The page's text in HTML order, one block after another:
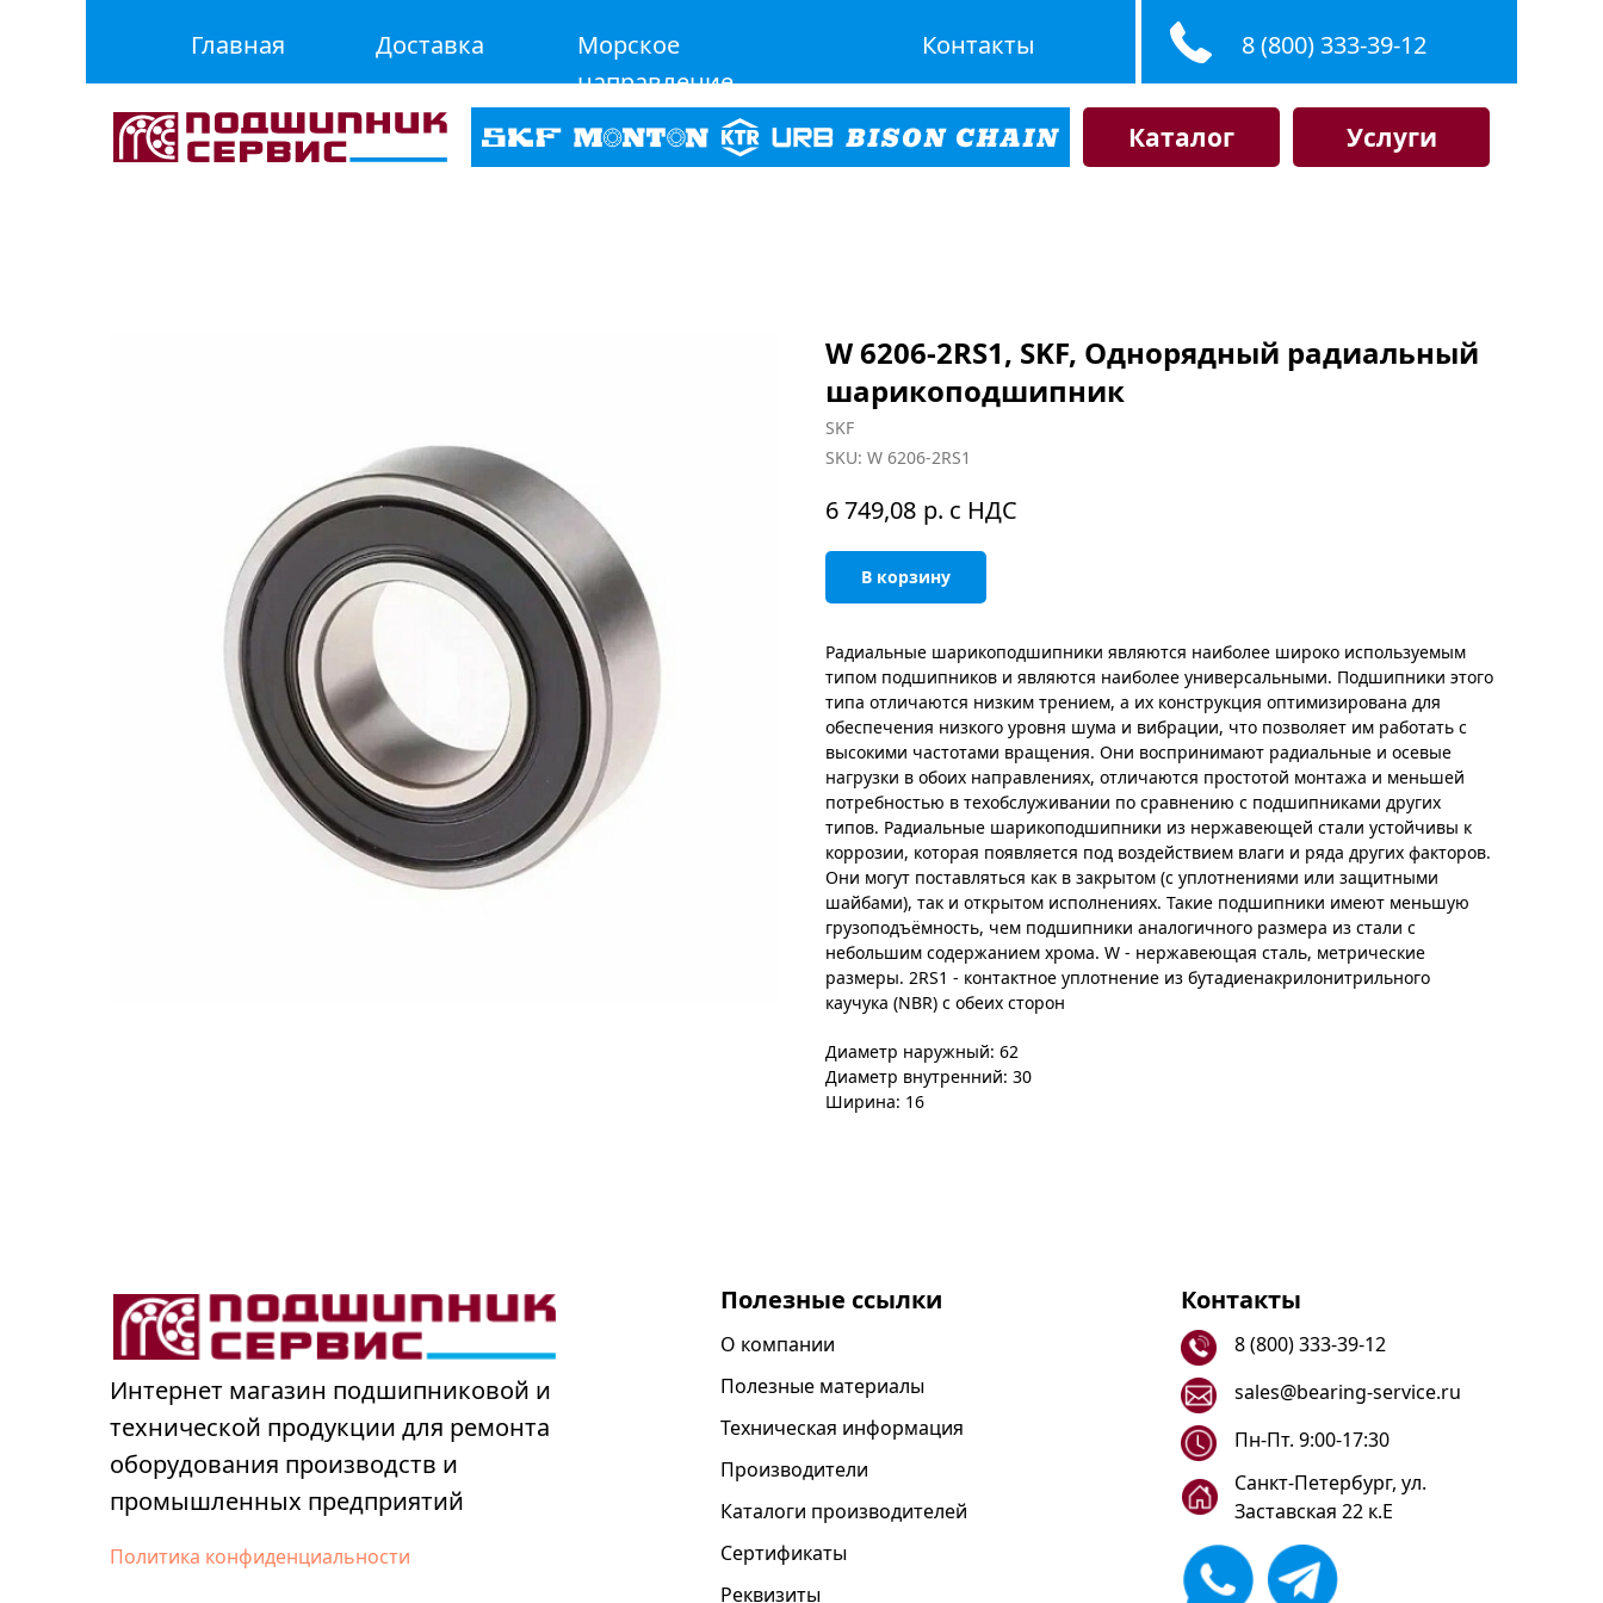
Главная Доставка
Морское
направление
Контакты 8 (800) 333-39-12
Каталог Услуги
W 6206-2RS1, SKF, Однорядный радиальный
шарикоподшипник
SKF
SKU: W 6206-2RS1
6 749,08 р. с НДС
В корзину
Радиальные шарикоподшипники являются наиболее широко используемым
типом подшипников и являются наиболее универсальными. Подшипники этого
типа отличаются низким трением, а их конструкция оптимизирована для
обеспечения низкого уровня шума и вибрации, что позволяет им работать с
высокими частотами вращения. Они воспринимают радиальные и осевые
нагрузки в обоих направлениях, отличаются простотой монтажа и меньшей
потребностью в техобслуживании по сравнению с подшипниками других
типов. Радиальные шарикоподшипники из нержавеющей стали устойчивы к
коррозии, которая появляется под воздействием влаги и ряда других факторов.
Они могут поставляться как в закрытом (с уплотнениями или защитными
шайбами), так и открытом исполнениях. Такие подшипники имеют меньшую
грузоподъёмность, чем подшипники аналогичного размера из стали с
небольшим содержанием хрома. W - нержавеющая сталь, метрические
размеры. 2RS1 - контактное уплотнение из бутадиенакрилонитрильного
каучука (NBR) с обеих сторон
Диаметр наружный: 62
Диаметр внутренний: 30
Ширина: 16
Интернет магазин подшипниковой и
технической продукции для ремонта
оборудования производств и
промышленных предприятий
Полезные ссылки
О компании
Полезные материалы
Техническая информация
Производители
Каталоги производителей
Сертификаты
Реквизиты
Контакты
8 (800) 333-39-12
sales@bearing-service.ru
Санкт-Петербург, ул.
Заставская 22 к.Е
Пн-Пт. 9:00-17:30
Политика конфиденциальности